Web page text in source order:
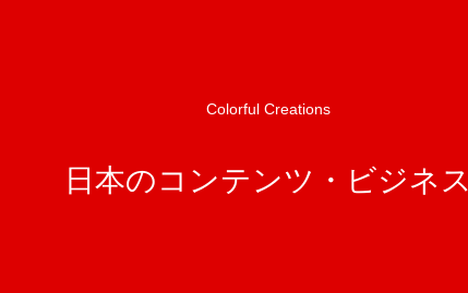
Colorful Creations
日本のコンテンツ・ビジネス